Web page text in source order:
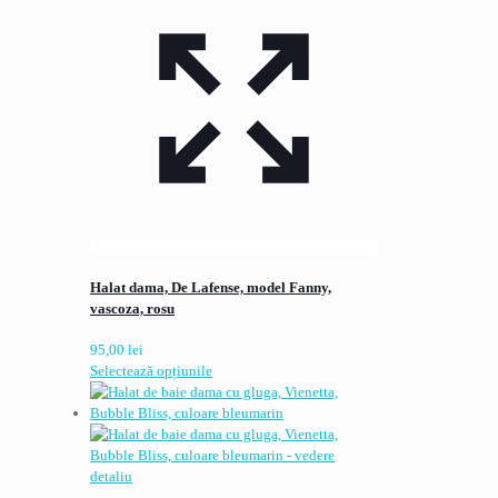
Halat dama, De Lafense, model Fanny,
vascoza, rosu
95,00 lei
Selectează opțiunileAcest
produs
are
mai
multe